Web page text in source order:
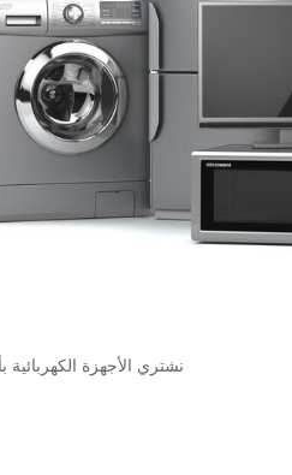
نشتري الأجهزة الكهربائية